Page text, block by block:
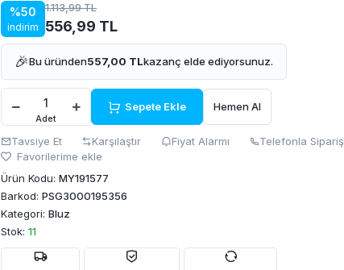
%50
indirim
1.113,99 TL
556,99 TL
🎉Bu üründen557,00 TLkazanç elde ediyorsunuz.
Adet
Sepete Ekle Hemen Al
Tavsiye Et Karşılaştır Fiyat Alarmı Telefonla Sipariş
Favorilerime ekle
Ürün Kodu: MY191577
Barkod: PSG3000195356
Kategori: Bluz
Stok: 11